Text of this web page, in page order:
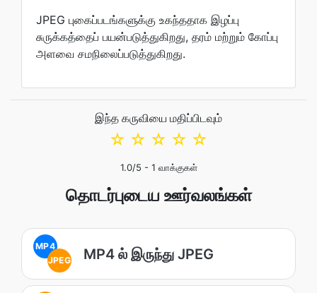
JPEG புகைப்படங்களுக்கு உகந்ததாக இழப்பு
சுருக்கத்தைப் பயன்படுத்துகிறது, தரம் மற்றும் கோப்பு
அளவை சமநிலைப்படுத்துகிறது.
இந்த கருவியை மதிப்பிடவும்
☆
☆
☆
☆
☆
1.0/5 - 1 வாக்குகள்
தொடர்புடைய ஊர்வலங்கள்
MP4
JPEG
MP4 ல் இருந்து JPEG